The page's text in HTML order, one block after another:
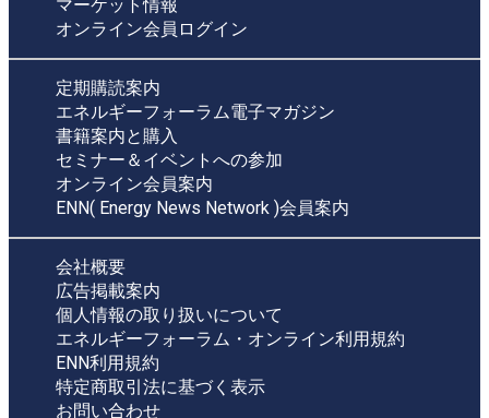
マーケット情報
オンライン会員ログイン
定期購読案内
エネルギーフォーラム電子マガジン
書籍案内と購入
セミナー＆イベントへの参加
オンライン会員案内
ENN( Energy News Network )会員案内
会社概要
広告掲載案内
個人情報の取り扱いについて
エネルギーフォーラム・オンライン利用規約
ENN利用規約
特定商取引法に基づく表示
お問い合わせ